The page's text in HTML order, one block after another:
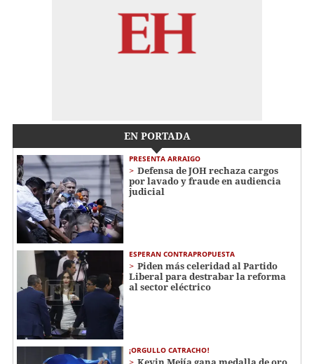
EN PORTADA
PRESENTA ARRAIGO
Defensa de JOH rechaza cargos
por lavado y fraude en audiencia
judicial
ESPERAN CONTRAPROPUESTA
Piden más celeridad al Partido
Liberal para destrabar la reforma
al sector eléctrico
¡ORGULLO CATRACHO!